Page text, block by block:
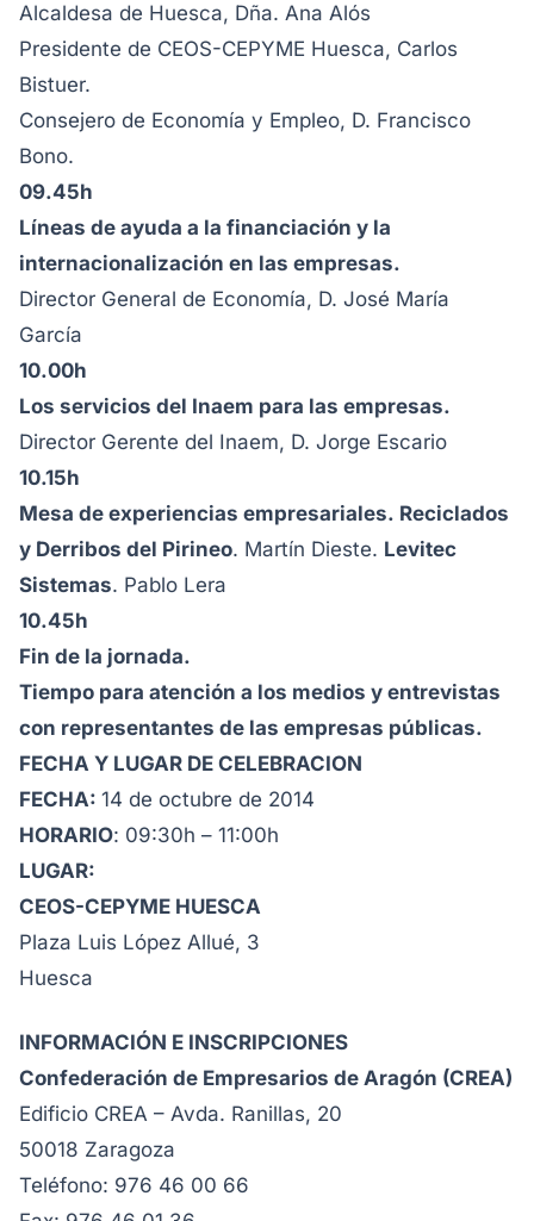
Alcaldesa de Huesca, Dña. Ana Alós
Presidente de CEOS-CEPYME Huesca, Carlos
Bistuer.
Consejero de Economía y Empleo, D. Francisco
Bono.
09.45h
Líneas de ayuda a la financiación y la
internacionalización en las empresas.
Director General de Economía, D. José María
García
10.00h
Los servicios del Inaem para las empresas.
Director Gerente del Inaem, D. Jorge Escario
10.15h
Mesa de experiencias empresariales. Reciclados
y Derribos del Pirineo. Martín Dieste. Levitec
Sistemas. Pablo Lera
10.45h
Fin de la jornada.
Tiempo para atención a los medios y entrevistas
con representantes de las empresas públicas.
FECHA Y LUGAR DE CELEBRACION
FECHA: 14 de octubre de 2014
HORARIO: 09:30h – 11:00h
LUGAR:
CEOS-CEPYME HUESCA
Plaza Luis López Allué, 3
Huesca
INFORMACIÓN E INSCRIPCIONES
Confederación de Empresarios de Aragón (CREA)
Edificio CREA – Avda. Ranillas, 20
50018 Zaragoza
Teléfono: 976 46 00 66